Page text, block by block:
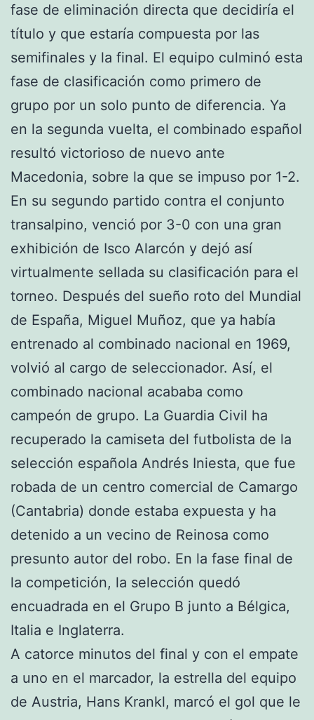
fase de eliminación directa que decidiría el
título y que estaría compuesta por las
semifinales y la final. El equipo culminó esta
fase de clasificación como primero de
grupo por un solo punto de diferencia. Ya
en la segunda vuelta, el combinado español
resultó victorioso de nuevo ante
Macedonia, sobre la que se impuso por 1-2.
En su segundo partido contra el conjunto
transalpino, venció por 3-0 con una gran
exhibición de Isco Alarcón y dejó así
virtualmente sellada su clasificación para el
torneo. Después del sueño roto del Mundial
de España, Miguel Muñoz, que ya había
entrenado al combinado nacional en 1969,
volvió al cargo de seleccionador. Así, el
combinado nacional acababa como
campeón de grupo. La Guardia Civil ha
recuperado la camiseta del futbolista de la
selección española Andrés Iniesta, que fue
robada de un centro comercial de Camargo
(Cantabria) donde estaba expuesta y ha
detenido a un vecino de Reinosa como
presunto autor del robo. En la fase final de
la competición, la selección quedó
encuadrada en el Grupo B junto a Bélgica,
Italia e Inglaterra.
A catorce minutos del final y con el empate
a uno en el marcador, la estrella del equipo
de Austria, Hans Krankl, marcó el gol que le